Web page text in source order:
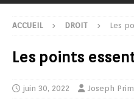
ACCUEIL DROIT Les
Les points
juin 30, 2022 Joseph